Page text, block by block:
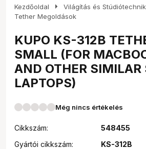
Kezdőoldal arrow_right Világítás és
Tether Megoldások
KUPO KS-312B
SMALL (FOR
AND OTHER SIMILAR
LAPTOPS)
Még nincs értékelés
Cikkszám:
548455
Gyártói cikkszám:
KS-312B